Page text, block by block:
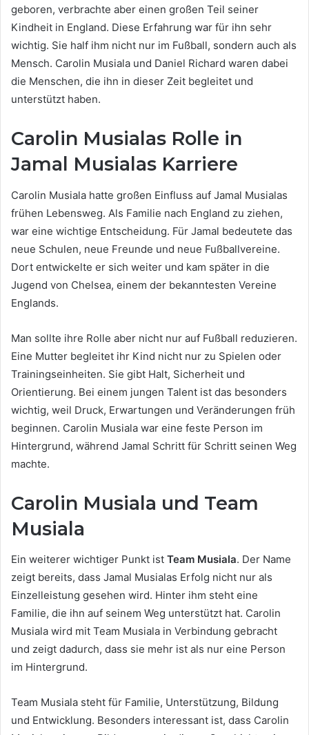
geboren, verbrachte aber einen großen Teil seiner
Kindheit in England. Diese Erfahrung war für ihn sehr
wichtig. Sie half ihm nicht nur im Fußball, sondern auch als
Mensch. Carolin Musiala und Daniel Richard waren dabei
die Menschen, die ihn in dieser Zeit begleitet und
unterstützt haben.
Carolin Musialas Rolle in
Jamal Musialas Karriere
Carolin Musiala hatte großen Einfluss auf Jamal Musialas
frühen Lebensweg. Als Familie nach England zu ziehen,
war eine wichtige Entscheidung. Für Jamal bedeutete das
neue Schulen, neue Freunde und neue Fußballvereine.
Dort entwickelte er sich weiter und kam später in die
Jugend von Chelsea, einem der bekanntesten Vereine
Englands.
Man sollte ihre Rolle aber nicht nur auf Fußball reduzieren.
Eine Mutter begleitet ihr Kind nicht nur zu Spielen oder
Trainingseinheiten. Sie gibt Halt, Sicherheit und
Orientierung. Bei einem jungen Talent ist das besonders
wichtig, weil Druck, Erwartungen und Veränderungen früh
beginnen. Carolin Musiala war eine feste Person im
Hintergrund, während Jamal Schritt für Schritt seinen Weg
machte.
Carolin Musiala und Team
Musiala
Ein weiterer wichtiger Punkt ist Team Musiala. Der Name
zeigt bereits, dass Jamal Musialas Erfolg nicht nur als
Einzelleistung gesehen wird. Hinter ihm steht eine
Familie, die ihn auf seinem Weg unterstützt hat. Carolin
Musiala wird mit Team Musiala in Verbindung gebracht
und zeigt dadurch, dass sie mehr ist als nur eine Person
im Hintergrund.
Team Musiala steht für Familie, Unterstützung, Bildung
und Entwicklung. Besonders interessant ist, dass Carolin